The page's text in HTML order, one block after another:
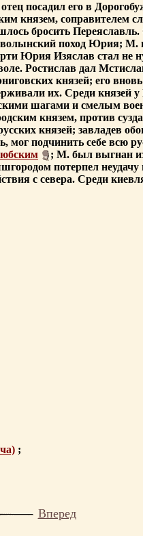
посадил его в
князем, соправителем
бросить
поход Юрия; М.
Юрия Изяслав стал не
Ростислав дал
князей; его
их. Среди князей
шагами и смелым
князем, против
князей; завладев
мог подчинить себе всю
; М. был выгнан
потерпел
с севера. Среди
;
Вперед